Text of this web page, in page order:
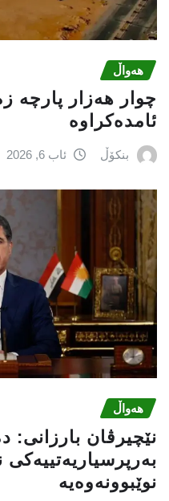
هەواڵ
چوار هەزار پارچە
ئامدەکراوە
بنکۆڵ ئاب 6, 2026
هەواڵ
نێچيرڤان بارزانى:
نوێبوونەوەیە